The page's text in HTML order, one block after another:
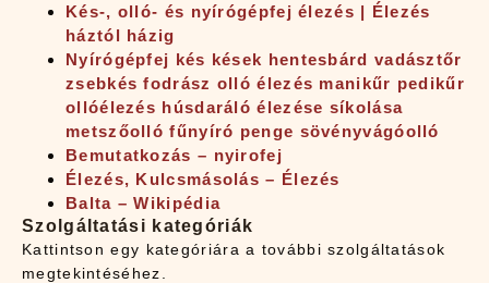
Kés-, olló- és nyírógépfej élezés | Élezés
háztól házig
Nyírógépfej kés kések hentesbárd vadásztőr
zsebkés fodrász olló élezés manikűr pedikűr
ollóélezés húsdaráló élezése síkolása
metszőolló fűnyíró penge sövényvágóolló
Bemutatkozás – nyirofej
Élezés, Kulcsmásolás – Élezés
Balta – Wikipédia
Szolgáltatási kategóriák
Kattintson egy kategóriára a további szolgáltatások
megtekintéséhez.